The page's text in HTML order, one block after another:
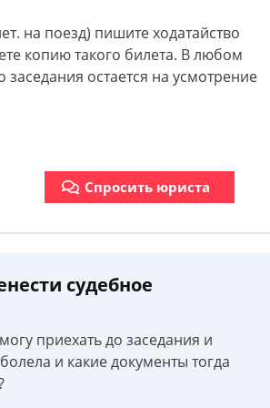
на поезд) пишите ходатайство
копию такого билета. В любом
остается на усмотрение
Спросить юриста
судебное
приехать до заседания и
и какие документы тогда